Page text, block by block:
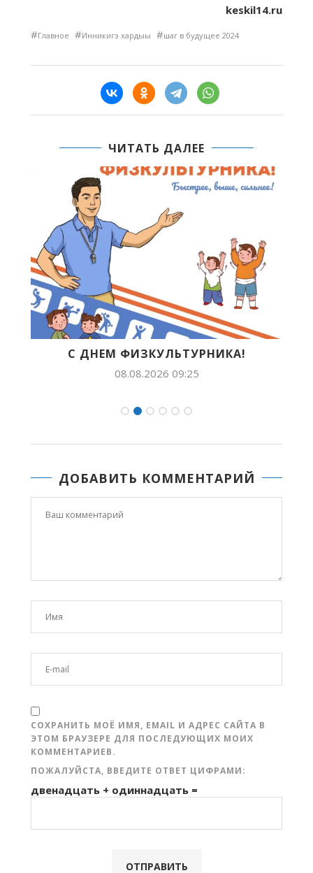
keskil14.ru
#Главное #Инникигэ хардыы #шаг в будущее 2024
ЧИТАТЬ ДАЛЕЕ
С ДНЕМ ФИЗКУЛЬТУРНИКА!
08.08.2026 09:25
ДОБАВИТЬ КОММЕНТАРИЙ
СОХРАНИТЬ МОЁ ИМЯ, EMAIL И АДРЕС САЙТА В
ЭТОМ БРАУЗЕРЕ ДЛЯ ПОСЛЕДУЮЩИХ МОИХ
КОММЕНТАРИЕВ.
ПОЖАЛУЙСТА, ВВЕДИТЕ ОТВЕТ ЦИФРАМИ:
двенадцать + одиннадцать =